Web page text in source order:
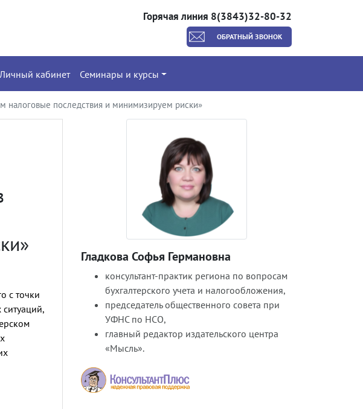
Горячая линия 8(3843)32-80-32
ОБРАТНЫЙ ЗВОНОК
Личный кабинет Семинары и курсы
налоговые последствия и минимизируем риски»
с точки
Гладкова Софья Германовна
консультант-практик региона по вопросам
бухгалтерского учета и налогообложения,
председатель общественного совета при
УФНС по НСО,
главный редактор издательского центра
«Мысль».